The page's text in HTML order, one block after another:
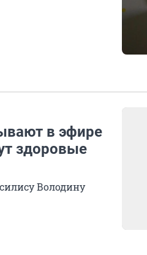
в эфире
здоровые
Володину